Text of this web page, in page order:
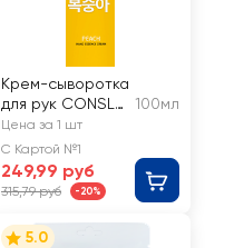
Крем-сыворотка
для рук CONSLY
с экстрактом
персика
100мл
Цена за 1 шт
С Картой №1
249,99 руб
315,79 руб -20%
5.0